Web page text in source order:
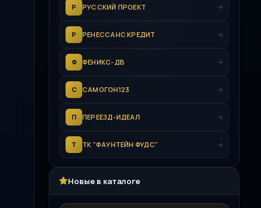
Р РУССКИЙ ПРОЕКТ
Р РЕНЕССАНС КРЕДИТ
Ф ФЕНИКС-ДВ
С САМОГОН123
П ПЕРЕЕЗД-ИДЕАЛ
Т ТК "ФАУНТЕЙН ФУДС"
Новые в каталоге